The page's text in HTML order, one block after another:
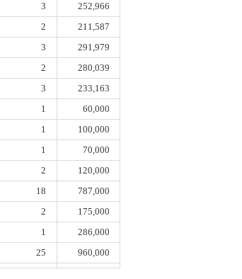
3
252,966
2
211,587
3
291,979
2
280,039
3
233,163
1
60,000
1
100,000
1
70,000
2
120,000
18
787,000
2
175,000
1
286,000
25
960,000